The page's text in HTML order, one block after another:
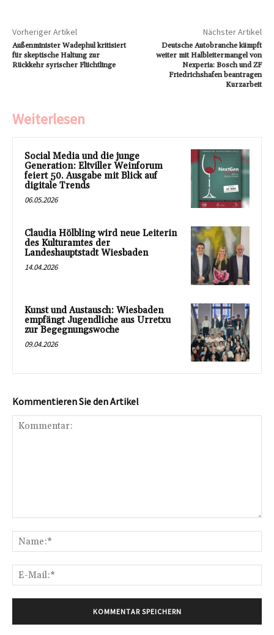
Vorheriger Artikel
Außenminister Wadephul kritisiert
für skeptische Haltung zur
Rückkehr syrischer Flüchtlinge
Nächster Artikel
Deutsche Autobranche kämpft
weiter mit Halbleitermangel von
Nexperia: Bosch und ZF
Friedrichshafen beantragen
Kurzarbeit
Weiterlesen
Social Media und die junge
Generation: Eltviller Weinforum
feiert 50. Ausgabe mit Blick auf
digitale Trends
06.05.2026
Claudia Hölbling wird neue Leiterin
des Kulturamtes der
Landeshauptstadt Wiesbaden
14.04.2026
Kunst und Austausch: Wiesbaden
empfängt Jugendliche aus Urretxu
zur Begegnungswoche
09.04.2026
Kommentieren Sie den Artikel